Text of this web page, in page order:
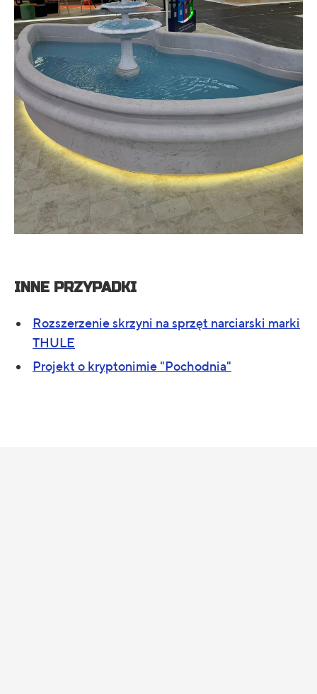
INNE PRZYPADKI
Rozszerzenie skrzyni na sprzęt narciarski marki
THULE
Projekt o kryptonimie "Pochodnia"